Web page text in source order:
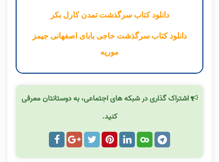
دانلود کتاب سرگذشت تمدن کارل بکر
دانلود کتاب سرگذشت حاجی بابای اصفهانی جیمز
موریه
اشتراک گذاری در شبکه های اجتماعی، به دوستانتان معرفی
کنید.